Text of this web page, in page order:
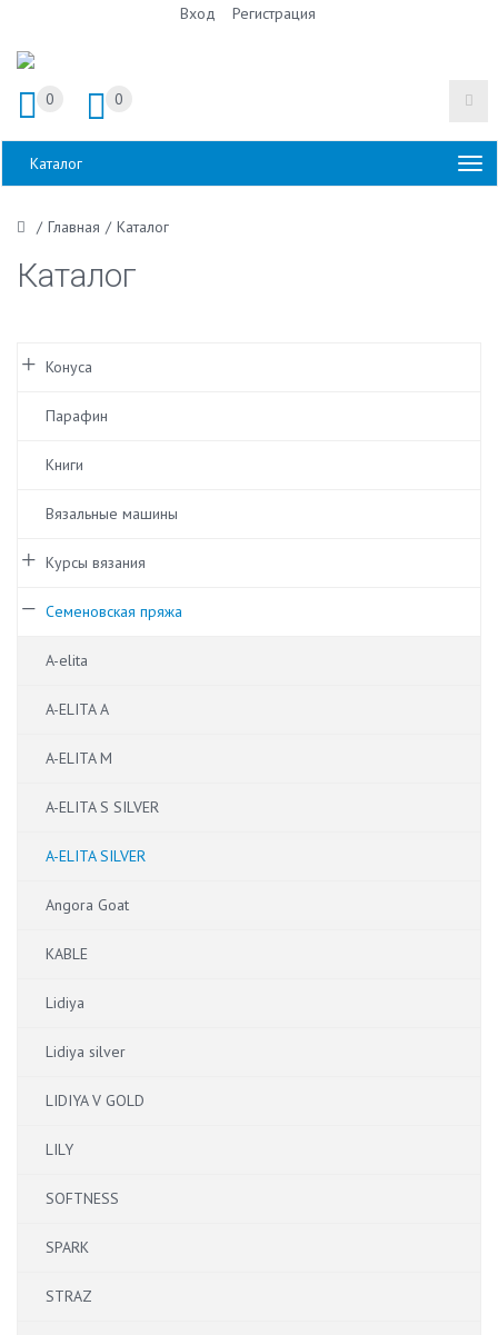
Вход Регистрация
0 0
Каталог
/ Главная / Каталог
Каталог
Конуса
Парафин
Книги
Вязальные машины
Курсы вязания
Семеновская пряжа
A-elita
A-ELITA A
A-ELITA M
A-ELITA S SILVER
A-ELITA SILVER
Angora Goat
KABLE
Lidiya
Lidiya silver
LIDIYA V GOLD
LILY
SOFTNESS
SPARK
STRAZ